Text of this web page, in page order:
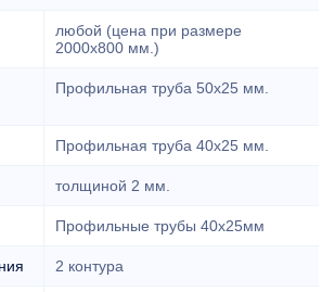
любой (цена при размере
2000x800 мм.)
Профильная труба 50х25 мм.
Профильная труба 40х25 мм.
толщиной 2 мм.
Профильные трубы 40х25мм
2 контура